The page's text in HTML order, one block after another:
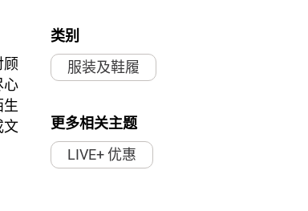
顾
心
生
文
类别
服装及鞋履
更多相关主题
LIVE+ 优惠